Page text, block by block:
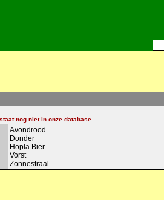
nog niet in onze database.
Avondrood
Donder
Hopla Bier
Vorst
Zonnestraal